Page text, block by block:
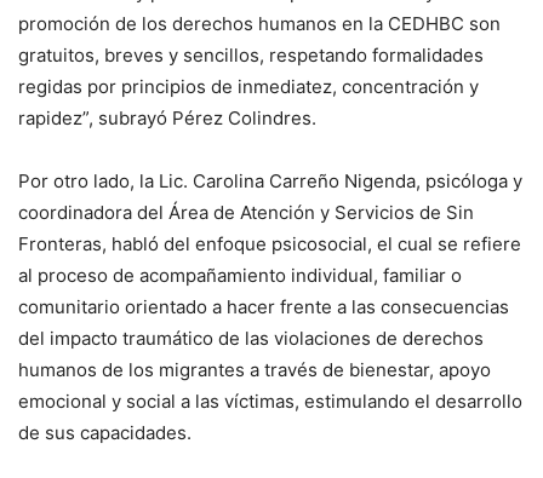
promoción de los derechos humanos en la CEDHBC son
gratuitos, breves y sencillos, respetando formalidades
regidas por principios de inmediatez, concentración y
rapidez”, subrayó Pérez Colindres.
Por otro lado, la Lic. Carolina Carreño Nigenda, psicóloga y
coordinadora del Área de Atención y Servicios de Sin
Fronteras, habló del enfoque psicosocial, el cual se refiere
al proceso de acompañamiento individual, familiar o
comunitario orientado a hacer frente a las consecuencias
del impacto traumático de las violaciones de derechos
humanos de los migrantes a través de bienestar, apoyo
emocional y social a las víctimas, estimulando el desarrollo
de sus capacidades.